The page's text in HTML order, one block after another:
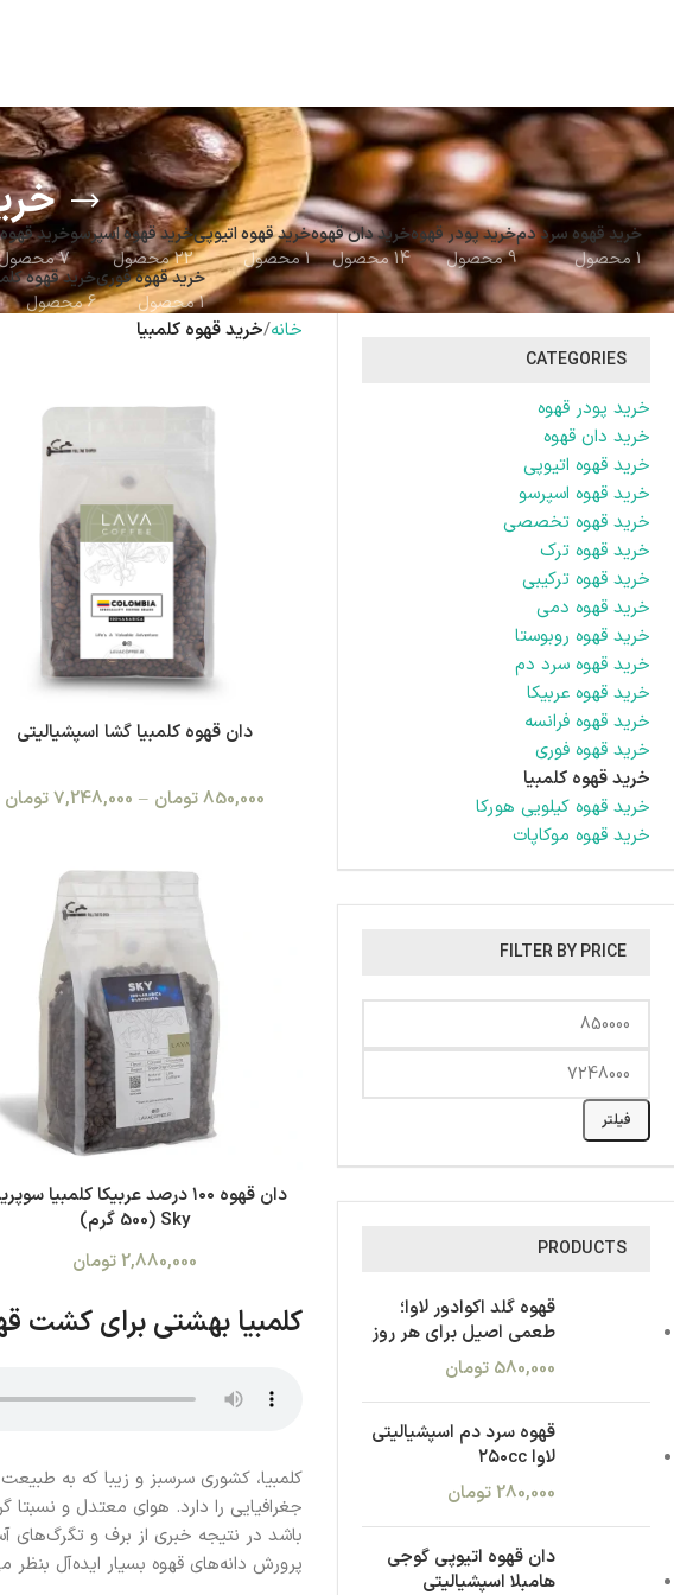
خرید قهوه سرد دم
1 محصول
خرید پودر قهوه
9 محصول
خرید دان قهوه
14 محصول
خرید قهوه اتیوپی
1 محصول
خرید قهوه اسپرسو
22 محصول
خرید
7 محصول
خرید قهوه فوری
1 محصول
خرید قهوه
6 محصول
CATEGORIES
خرید پودر قهوه
خرید دان قهوه
خرید قهوه اتیوپی
خرید قهوه اسپرسو
خرید قهوه تخصصی
خرید قهوه ترک
خرید قهوه ترکیبی
خرید قهوه دمی
خرید قهوه روبوستا
خرید قهوه سرد دم
خرید قهوه عربیکا
خرید قهوه فرانسه
خرید قهوه فوری
خرید قهوه کلمبیا
خرید قهوه کیلویی هورکا
خرید قهوه موکاپات
FILTER BY PRICE
فیلتر
PRODUCTS
قهوه گلد اکوادور لاوا؛
طعمی اصیل برای هر روز
580,000 تومان
قهوه سرد دم اسپشیالیتی
لاوا ۲۵۰cc
280,000 تومان
دان قهوه اتیوپی گوجی
هامبلا اسپشیالیتی
خانه خرید قهوه کلمبیا
دان قهوه کلمبیا گشا اسپشیالیتی
850,000تومان –
7,248,000تومان
دان قهوه ۱۰۰ درصد عربیکا کلمبیا
Sky (500 گرم)
2,880,000 تومان
کلمبیا بهشتی برای کشت
کلمبیا، کشوری سرسبز و زیبا که به
جغرافیایی را دارد. هوای معتدل و
باشد در نتیجه خبری از برف و
پرورش دانه‌های قهوه بسیار ایده‌آل بنظر